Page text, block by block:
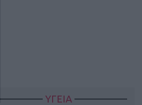
ΥΓΕΙΑ